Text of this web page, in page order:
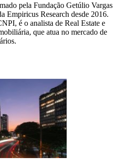
pela Fundação Getúlio Vargas
Empiricus Research desde 2016.
é o analista de Real Estate e
que atua no mercado de